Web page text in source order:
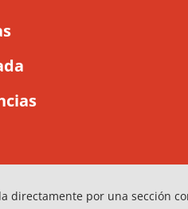
directamente por una sección